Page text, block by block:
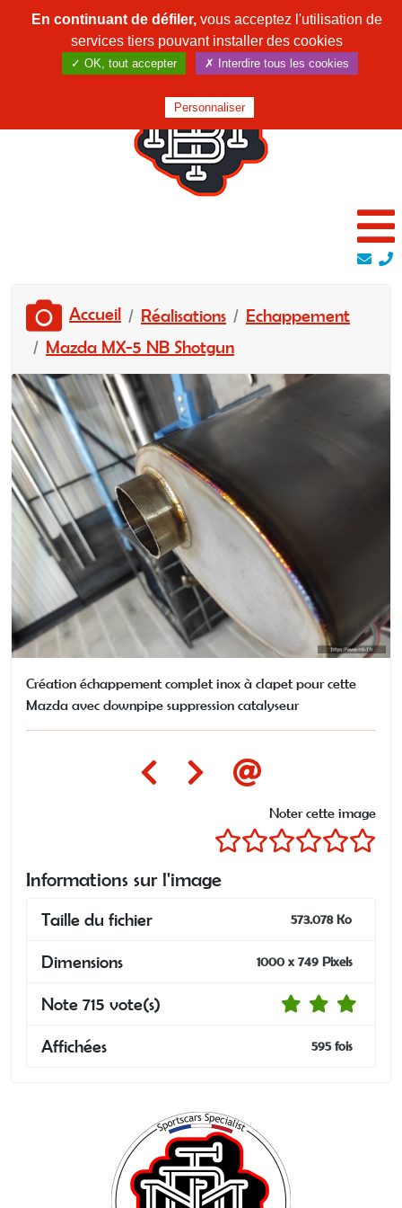
Accueil Réalisations
Echappement
Mazda MX-5 NB Shotgun
Création échappement complet inox à clapet pour cette
Mazda avec downpipe suppression catalyseur
Noter cette image
Informations sur l'image
Taille du fichier 573.078 Ko
Dimensions 1000 x 749 Pixels
Note 715 vote(s)
Affichées 595 fois
En continuant de défiler,vous acceptez l'utilisation de
services tiers pouvant installer des cookies
✓ OK, tout accepter ✗ Interdire tous les cookies
Personnaliser